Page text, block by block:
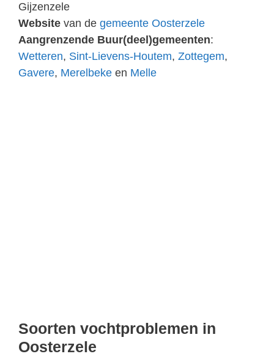
Gijzenzele
Website van de gemeente Oosterzele
Aangrenzende Buur(deel)gemeenten:
Wetteren, Sint-Lievens-Houtem, Zottegem,
Gavere, Merelbeke en Melle
Soorten vochtproblemen in
Oosterzele